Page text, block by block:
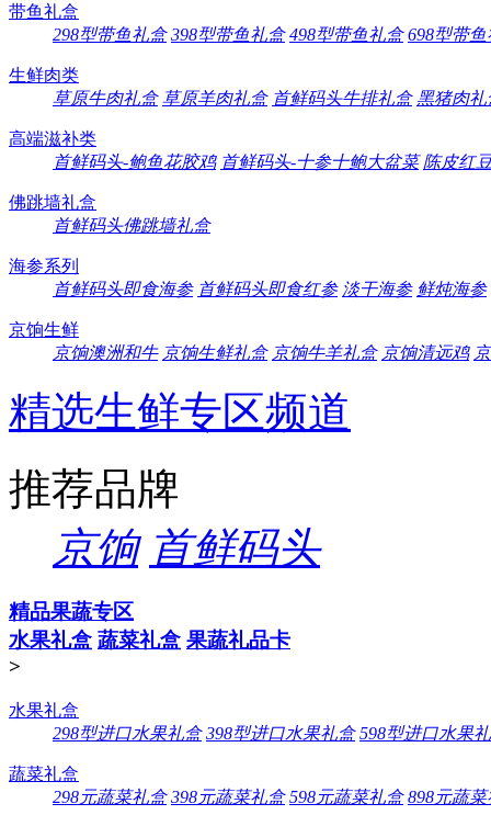
带鱼礼盒
298型带鱼礼盒 398型带鱼礼盒 498型带鱼礼盒 698型带鱼
生鲜肉类
草原牛肉礼盒 草原羊肉礼盒 首鲜码头牛排礼盒 黑猪肉礼
高端滋补类
首鲜码头-鲍鱼花胶鸡 首鲜码头-十参十鲍大盆菜 陈皮红
佛跳墙礼盒
首鲜码头佛跳墙礼盒
海参系列
首鲜码头即食海参 首鲜码头即食红参 淡干海参 鲜炖海参
京饷生鲜
京饷澳洲和牛 京饷生鲜礼盒 京饷牛羊礼盒 京饷清远鸡
精选生鲜专区频道
推荐品牌
京饷 首鲜码头
精品果蔬专区
水果礼盒 蔬菜礼盒 果蔬礼品卡
>
水果礼盒
298型进口水果礼盒 398型进口水果礼盒 598型进口水果
蔬菜礼盒
298元蔬菜礼盒 398元蔬菜礼盒 598元蔬菜礼盒 898元蔬菜